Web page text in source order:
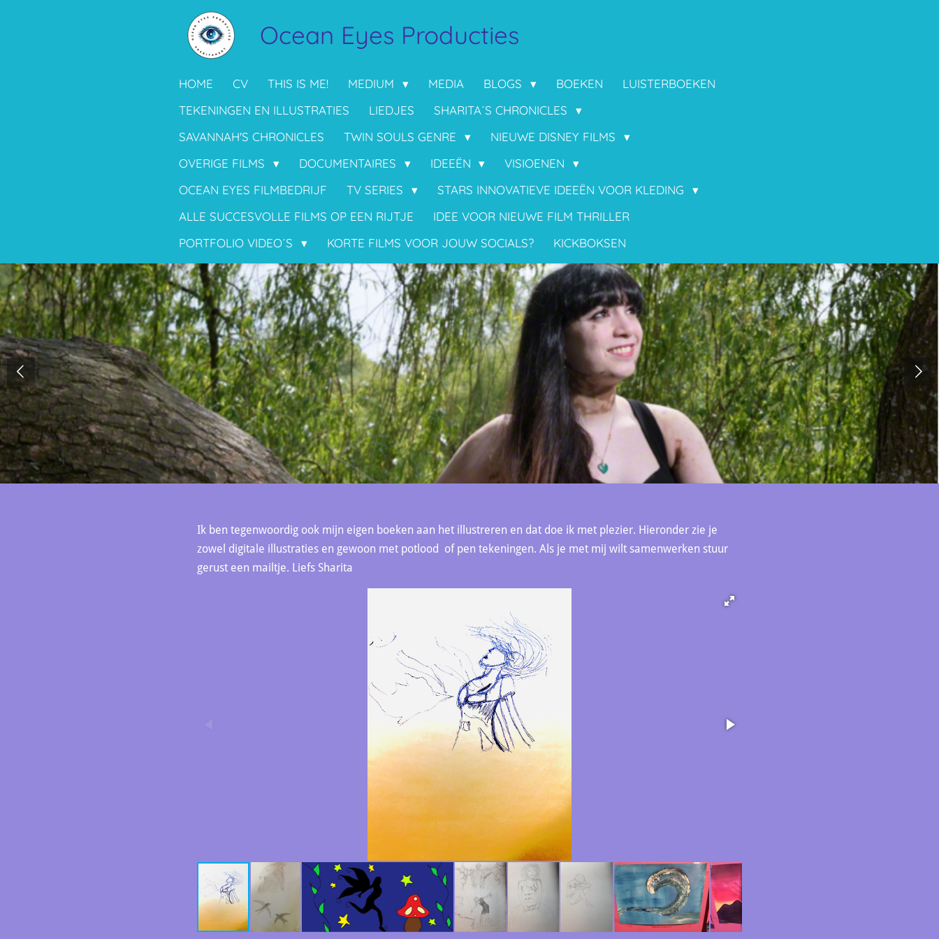
Ocean Eyes Producties
HOME CV THIS IS ME! MEDIUM MEDIA BLOGS BOEKEN
LUISTERBOEKEN
TEKENINGEN EN ILLUSTRATIES
LIEDJES
SHARITA´S CHRONICLES
SAVANNAH'S CHRONICLES
TWIN SOULS GENRE
NIEUWE DISNEY FILMS
OVERIGE FILMS
DOCUMENTAIRES IDEEËN
VISIOENEN
OCEAN EYES FILMBEDRIJF
TV SERIES
STARS INNOVATIEVE IDEEËN VOOR KLEDING
ALLE SUCCESVOLLE FILMS OP EEN RIJTJE
IDEE VOOR NIEUWE FILM THRILLER
PORTFOLIO VIDEO´S
KORTE FILMS VOOR JOUW SOCIALS? KICKBOKSEN
Ik ben tegenwoordig ook mijn eigen boeken aan het illustreren en dat doe ik met plezier. Hieronder zie je
zowel digitale illustraties en gewoon met potlood of pen tekeningen. Als je met mij wilt samenwerken stuur
gerust een mailtje. Liefs Sharita